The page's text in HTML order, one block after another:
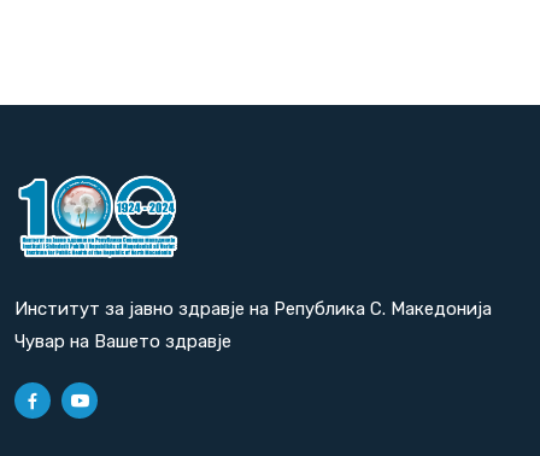
Институт за јавно здравје на Република С. Македонија
Чувар на Вашето здравје